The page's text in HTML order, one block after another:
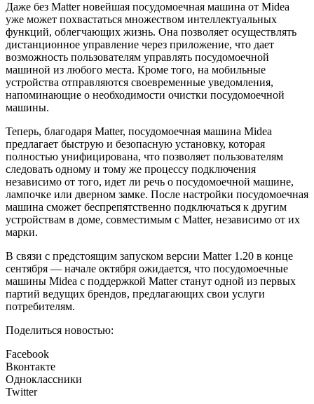
Даже без Matter новейшая посудомоечная машина от Midea
уже может похвастаться множеством интеллектуальных
функций, облегчающих жизнь. Она позволяет осуществлять
дистанционное управление через приложение, что дает
возможность пользователям управлять посудомоечной
машиной из любого места. Кроме того, на мобильные
устройства отправляются своевременные уведомления,
напоминающие о необходимости очистки посудомоечной
машины.
Теперь, благодаря Matter, посудомоечная машина Midea
предлагает быструю и безопасную установку, которая
полностью унифицирована, что позволяет пользователям
следовать одному и тому же процессу подключения
независимо от того, идет ли речь о посудомоечной машине,
лампочке или дверном замке. После настройки посудомоечная
машина сможет беспрепятственно подключаться к другим
устройствам в доме, совместимым с Matter, независимо от их
марки.
В связи с предстоящим запуском версии Matter 1.20 в конце
сентября — начале октября ожидается, что посудомоечные
машины Midea с поддержкой Matter станут одной из первых
партий ведущих брендов, предлагающих свои услуги
потребителям.
Поделиться новостью:
Facebook
Вконтакте
Одноклассники
Twitter